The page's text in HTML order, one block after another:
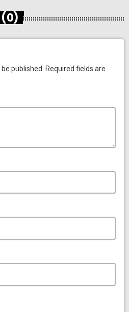
(0)
published. Required fields are